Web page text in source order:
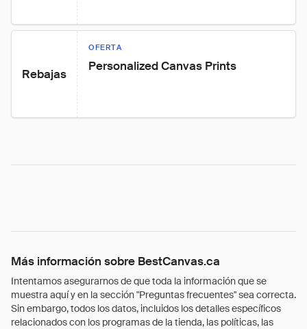
Rebajas
OFERTA
Personalized Canvas Prints
Más información sobre BestCanvas.ca
Intentamos asegurarnos de que toda la información que se
muestra aquí y en la sección "Preguntas frecuentes" sea correcta.
Sin embargo, todos los datos, incluidos los detalles específicos
relacionados con los programas de la tienda, las políticas, las